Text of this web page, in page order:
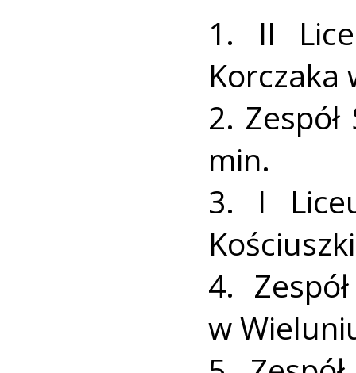
1. II
Korczaka
2.
min.
3. I
4.
w